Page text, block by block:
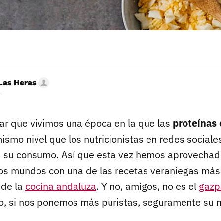
Heras
que vivimos una época en la que las proteínas
nivel que los nutricionistas en redes
consumo. Así que esta vez hemos
mundos con una de las recetas veraniegas
la cocina andaluza. Y no, amigos, no es el
si nos ponemos más puristas, seguramente su